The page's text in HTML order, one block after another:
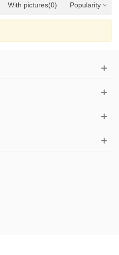
With pictures(0) Popularity